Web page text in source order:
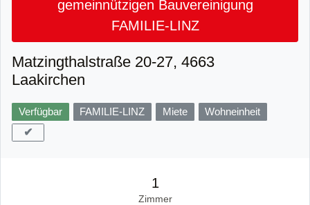
gemeinnützigen Bauvereinigung
FAMILIE-LINZ
Matzingthalstraße 20-27, 4663
Laakirchen
Verfügbar FAMILIE-LINZ Miete
Wohneinheit
✔
1
Zimmer